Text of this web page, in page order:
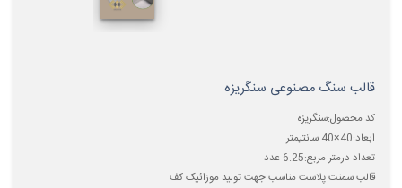
قالب سنگ مصنوعی سنگریزه
کد محصول:سنگریزه
ابعاد:40×40 سانتیمتر
تعداد درمتر مربع:6.25 عدد
قالب سمنت پلاست مناسب جهت تولید موزائیک کف